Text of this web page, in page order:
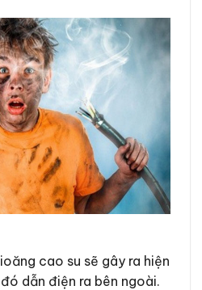
cao su sẽ gây ra hiện
dẫn điện ra bên ngoài.